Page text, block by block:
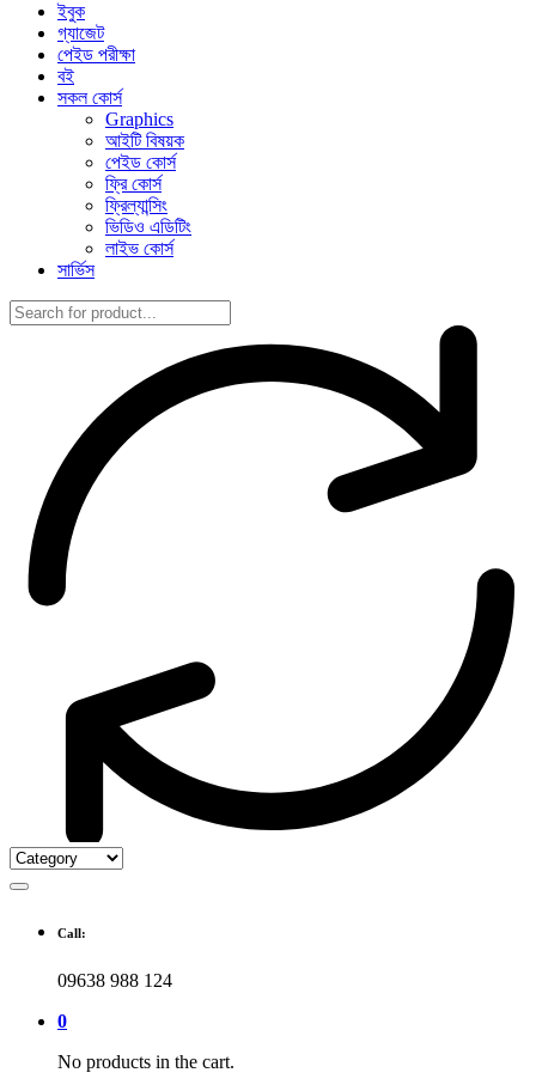
ইবুক
গ্যাজেট
পেইড পরীক্ষা
বই
সকল কোর্স
Graphics
আইটি বিষয়ক
পেইড কোর্স
ফ্রি কোর্স
ফ্রিল্যান্সিং
ভিডিও এডিটিং
লাইভ কোর্স
সার্ভিস
Call:
09638 988 124
0
No products in the cart.